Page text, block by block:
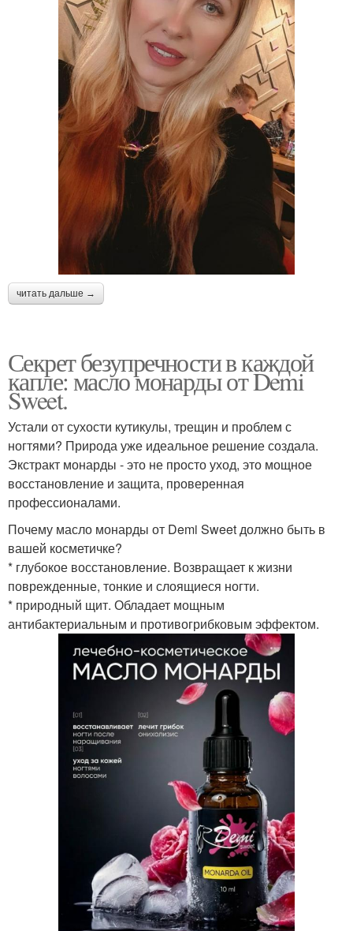
читать дальше →
Секрет безупречности в каждой
капле: масло монарды от Demi
Sweet.
Устали от сухости кутикулы, трещин и проблем с
ногтями? Природа уже идеальное решение создала.
Экстракт монарды - это не просто уход, это мощное
восстановление и защита, проверенная
профессионалами.
Почему масло монарды от Demi Sweet должно быть в
вашей косметичке?
* глубокое восстановление. Возвращает к жизни
поврежденные, тонкие и слоящиеся ногти.
* природный щит. Обладает мощным
антибактериальным и противогрибковым эффектом.